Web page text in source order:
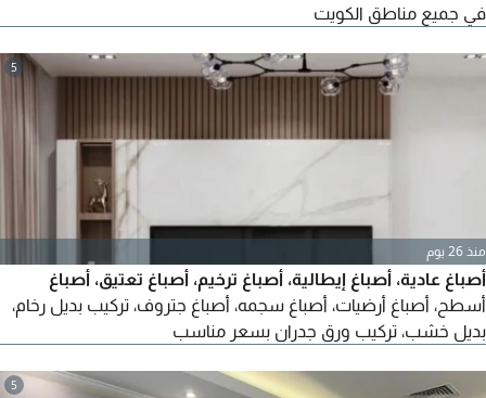
في جميع مناطق الكويت
5
منذ 26 يوم
أصباغ عادية، أصباغ إيطالية، أصباغ ترخيم، أصباغ تعتيق، أصباغ
أسطح، أصباغ أرضيات، أصباغ سجمه، أصباغ جتروف، تركيب بديل رخام،
بديل خشب، تركيب ورق جدران بسعر مناسب
5